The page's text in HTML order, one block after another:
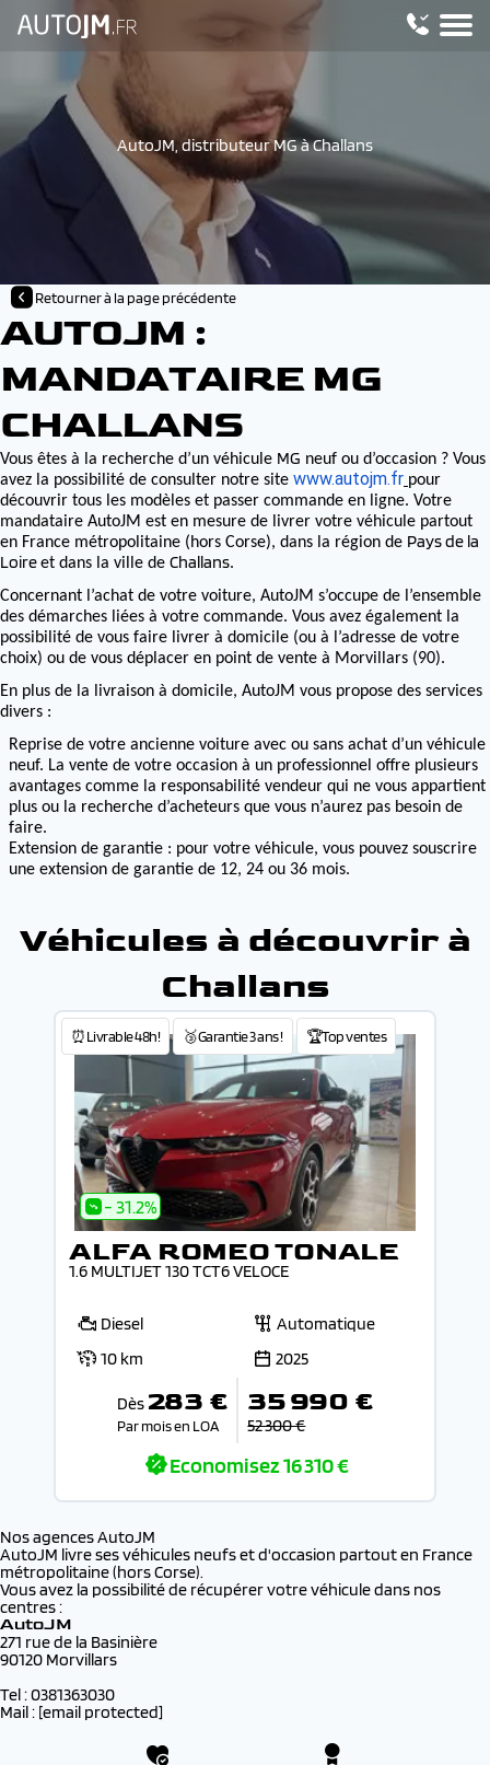
AutoJM, distributeur MG à Challans
Retourner à la page précédente
AUTOJM :
MANDATAIRE MG
CHALLANS
Vous êtes à la recherche d’un véhicule MG neuf ou d’occasion ? Vous
avez la possibilité de consulter notre site www.autojm.fr pour
découvrir tous les modèles et passer commande en ligne. Votre
mandataire AutoJM est en mesure de livrer votre véhicule partout
en France métropolitaine (hors Corse), dans la région de Pays de la
Loireet dans la ville de Challans.
Concernant l’achat de votre voiture, AutoJM s’occupe de l’ensemble
des démarches liées à votre commande. Vous avez également la
possibilité de vous faire livrer à domicile (ou à l’adresse de votre
choix) ou de vous déplacer en point de vente à Morvillars (90).
En plus de la livraison à domicile, AutoJM vous propose des services
divers :
Reprise de votre ancienne voiture avec ou sans achat d’un véhicule
neuf. La vente de votre occasion à un professionnel offre plusieurs
avantages comme la responsabilité vendeur qui ne vous appartient
plus ou la recherche d’acheteurs que vous n’aurez pas besoin de
faire.
Extension de garantie : pour votre véhicule, vous pouvez souscrire
une extension de garantie de 12, 24 ou 36 mois.
Véhicules à découvrir à
Challans
⏰Livrable 48h! 🥉Garantie 3 ans ! 🏆Top ventes
- 31.2%
ALFA ROMEO TONALE
1.6 MULTIJET 130 TCT6 VELOCE
Diesel
Automatique
10 km
2025
Dès 283 €
Par mois en LOA
35 990 €
52 300 €
Economisez16 310 €
Nos agences AutoJM
AutoJM livre ses véhicules neufs et d'occasion partout en France
métropolitaine (hors Corse).
Vous avez la possibilité de récupérer votre véhicule dans nos
centres :
AutoJM
271 rue de la Basinière
90120 Morvillars
Tel : 0381363030
Mail : [email protected]